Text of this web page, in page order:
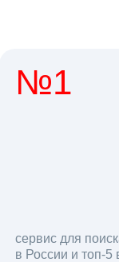
№1
сервис для
в России и топ-5